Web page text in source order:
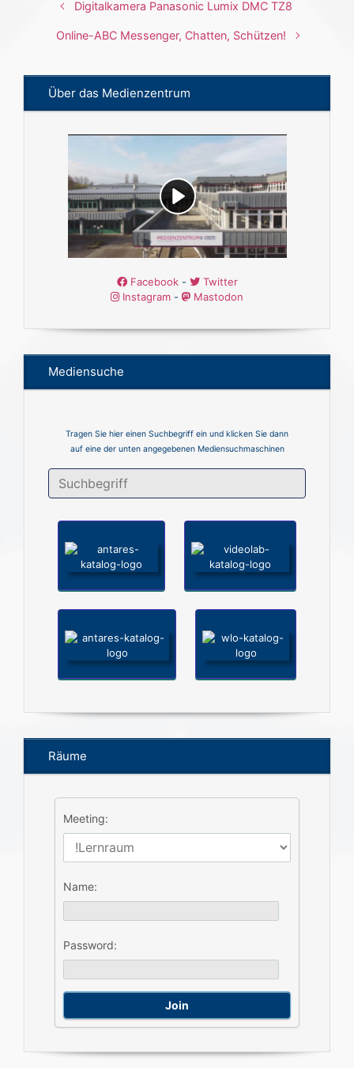
Digitalkamera Panasonic Lumix DMC TZ8
Online-ABC Messenger, Chatten, Schützen!
Über das Medienzentrum
Facebook-
Twitter
Instagram - Mastodon
Mediensuche
Tragen Sie hier einen Suchbegriff ein und klicken Sie dann
auf eine der unten angegebenen Mediensuchmaschinen
Räume
Meeting:
Name:
Password: